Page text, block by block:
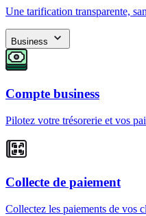
Une tarification transparente,
Business
Compte business
Pilotez votre trésorerie et vos
Collecte de paiement
Collectez les paiements de vos